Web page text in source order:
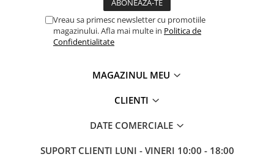
Vreau sa primesc newsletter cu promotiile
magazinului. Afla mai multe in Politica de
Confidentialitate
MAGAZINUL MEU
CLIENTI
DATE COMERCIALE
SUPORT CLIENTI LUNI - VINERI 10:00 - 18:00